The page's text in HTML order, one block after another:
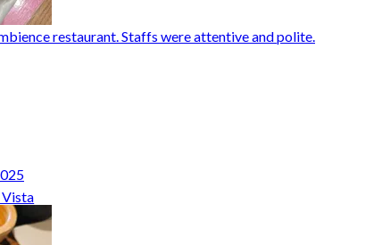
restaurant. Staffs were attentive and polite.